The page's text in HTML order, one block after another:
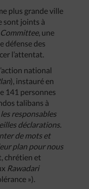
plus grande ville
sont joints à
, une
défense des
l’attentat.
national
), instauré en
141 personnes
talibans à
responsables
déclarations.
de mots et
plan pour nous
chrétien et
Rawadari
»).